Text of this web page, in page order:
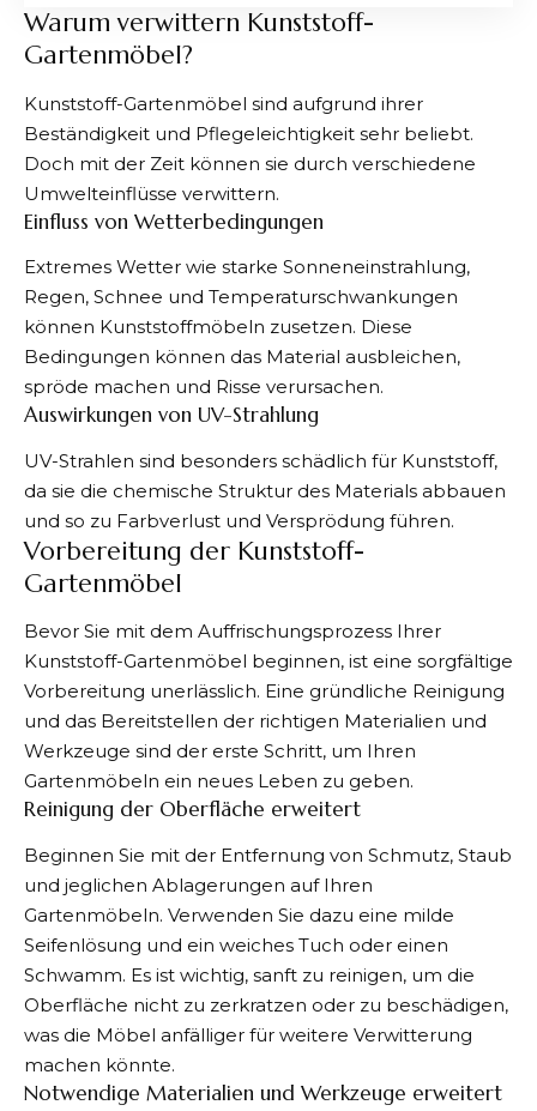
Warum verwittern Kunststoff-
Gartenmöbel?
Kunststoff-Gartenmöbel sind aufgrund ihrer
Beständigkeit und Pflegeleichtigkeit sehr beliebt.
Doch mit der Zeit können sie durch verschiedene
Umwelteinflüsse verwittern.
Einfluss von Wetterbedingungen
Extremes Wetter wie starke Sonneneinstrahlung,
Regen, Schnee und Temperaturschwankungen
können Kunststoffmöbeln zusetzen. Diese
Bedingungen können das Material ausbleichen,
spröde machen und Risse verursachen.
Auswirkungen von UV-Strahlung
UV-Strahlen sind besonders schädlich für Kunststoff,
da sie die chemische Struktur des Materials abbauen
und so zu Farbverlust und Versprödung führen.
Vorbereitung der Kunststoff-
Gartenmöbel
Bevor Sie mit dem Auffrischungsprozess Ihrer
Kunststoff-Gartenmöbel beginnen, ist eine sorgfältige
Vorbereitung unerlässlich. Eine gründliche Reinigung
und das Bereitstellen der richtigen Materialien und
Werkzeuge sind der erste Schritt, um Ihren
Gartenmöbeln ein neues Leben zu geben.
Reinigung der Oberfläche erweitert
Beginnen Sie mit der Entfernung von Schmutz, Staub
und jeglichen Ablagerungen auf Ihren
Gartenmöbeln. Verwenden Sie dazu eine milde
Seifenlösung und ein weiches Tuch oder einen
Schwamm. Es ist wichtig, sanft zu reinigen, um die
Oberfläche nicht zu zerkratzen oder zu beschädigen,
was die Möbel anfälliger für weitere Verwitterung
machen könnte.
Notwendige Materialien und Werkzeuge erweitert